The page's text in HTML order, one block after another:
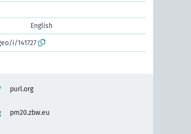
English
i/141727
purl.org
pm20.zbw.eu